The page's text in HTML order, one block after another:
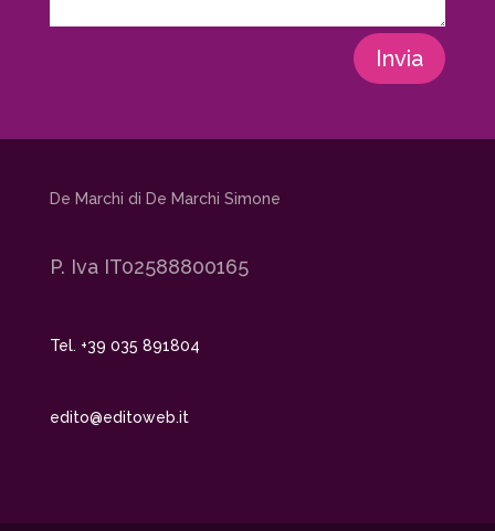
Invia
De Marchi di De Marchi Simone
P. Iva IT02588800165
Tel. +39 035 891804
edito@editoweb.it